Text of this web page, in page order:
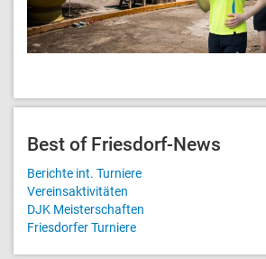
Best of Friesdorf-News
Berichte int. Turniere
Vereinsaktivitäten
DJK Meisterschaften
Friesdorfer Turniere